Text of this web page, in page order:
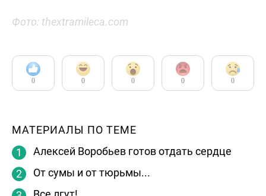
Фото: thextramileca.com
0 0 0 0 0
МАТЕРИАЛЫ ПО ТЕМЕ
Алексей Воробьев готов отдать сердце
От сумы и от тюрьмы...